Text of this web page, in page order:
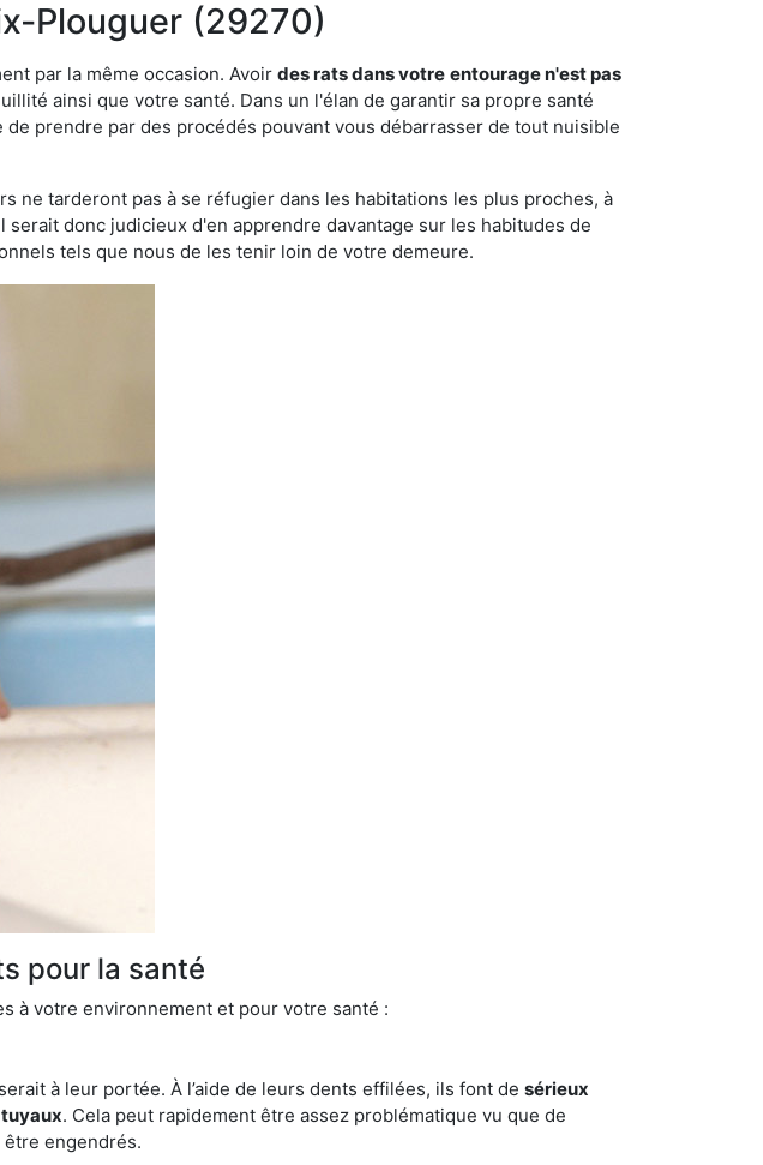
Plouguer (29270)
par la même occasion. Avoir des rats dans votre entourage n'est pas
ainsi que votre santé. Dans un l'élan de garantir sa propre santé
prendre par des procédés pouvant vous débarrasser de tout nuisible
ne tarderont pas à se réfugier dans les habitations les plus proches, à
donc judicieux d'en apprendre davantage sur les habitudes de
tels que nous de les tenir loin de votre demeure.
pour la santé
à votre environnement et pour votre santé :
à leur portée. À l’aide de leurs dents effilées, ils font de sérieux
. Cela peut rapidement être assez problématique vu que de
engendrés.